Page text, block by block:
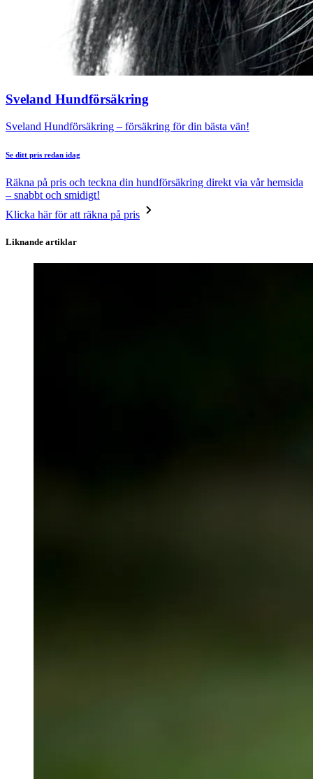
Sveland Hundförsäkring
Sveland Hundförsäkring – försäkring för din bästa vän!
Se ditt pris redan idag
Räkna på pris och teckna din hundförsäkring direkt via vår hemsida
– snabbt och smidigt!
Klicka här för att räkna på pris
Liknande artiklar